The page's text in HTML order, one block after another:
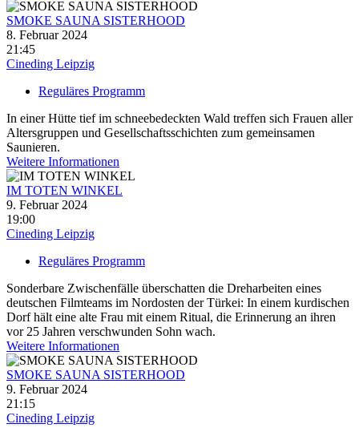
SMOKE SAUNA SISTERHOOD
8. Februar 2024
21:45
Cineding Leipzig
Reguläres Programm
In einer Hütte tief im schneebedeckten Wald treffen sich Frauen aller
Altersgruppen und Gesellschaftsschichten zum gemeinsamen
Saunieren.
Weitere Informationen
IM TOTEN WINKEL
9. Februar 2024
19:00
Cineding Leipzig
Reguläres Programm
Sonderbare Zwischenfälle überschatten die Dreharbeiten eines
deutschen Filmteams im Nordosten der Türkei: In einem kurdischen
Dorf hält eine alte Frau mit einem Ritual, die Erinnerung an ihren
vor 25 Jahren verschwunden Sohn wach.
Weitere Informationen
SMOKE SAUNA SISTERHOOD
9. Februar 2024
21:15
Cineding Leipzig